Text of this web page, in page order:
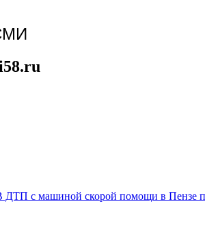
ДТП с машиной скорой помощи в Пензе